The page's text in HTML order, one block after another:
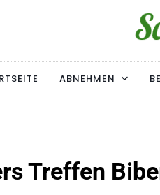
Schlanke-
MAGERSUCHT. BULIMIE.
ABNEHMEN
Treffen